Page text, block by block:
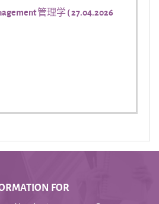
管理学 ( 27.04.2026
FOR